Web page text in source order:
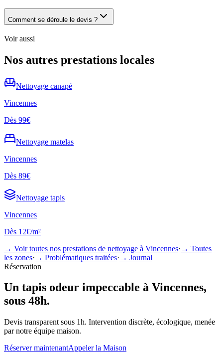
Comment se déroule le devis ?
Voir aussi
Nos autres prestations locales
Nettoyage canapé
Vincennes
Dès 99€
Nettoyage matelas
Vincennes
Dès 89€
Nettoyage tapis
Vincennes
Dès 12€/m²
→ Voir toutes nos prestations de nettoyage à Vincennes· → Toutes
les zones· → Problématiques traitées· → Journal
Réservation
Un tapis odeur impeccable à Vincennes,
sous 48h.
Devis transparent sous 1h. Intervention discrète, écologique, menée
par notre équipe maison.
Réserver maintenantAppeler la Maison